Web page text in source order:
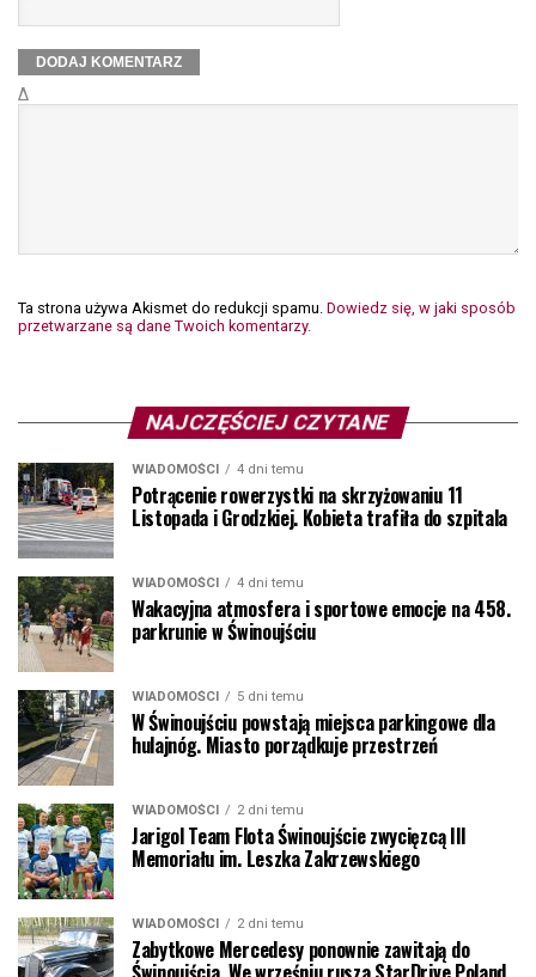
Δ
Ta strona używa Akismet do redukcji spamu. Dowiedz się, w jaki sposób
przetwarzane są dane Twoich komentarzy.
NAJCZĘŚCIEJ CZYTANE
WIADOMOŚCI 4 dni temu
Potrącenie rowerzystki na skrzyżowaniu 11
Listopada i Grodzkiej. Kobieta trafiła do szpitala
WIADOMOŚCI 4 dni temu
Wakacyjna atmosfera i sportowe emocje na 458.
parkrunie w Świnoujściu
WIADOMOŚCI 5 dni temu
W Świnoujściu powstają miejsca parkingowe dla
hulajnóg. Miasto porządkuje przestrzeń
WIADOMOŚCI 2 dni temu
Jarigol Team Flota Świnoujście zwycięzcą III
Memoriału im. Leszka Zakrzewskiego
WIADOMOŚCI 2 dni temu
Zabytkowe Mercedesy ponownie zawitają do